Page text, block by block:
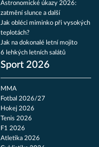
Astronomické úkazy 2026:
zatmění slunce a další
Jak obléci miminko při vysokých
teplotách?
Jak na dokonalé letní mojito
6 lehkých letních salátů
Sport 2026
MMA
Fotbal 2026/27
Hokej 2026
Tenis 2026
F1 2026
Atletika 2026